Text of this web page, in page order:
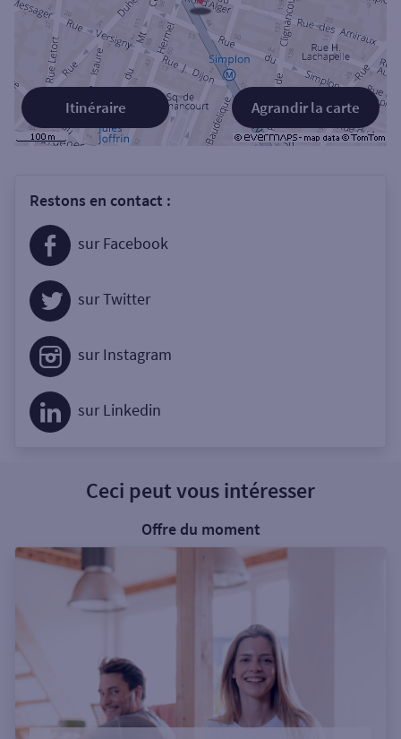
Agrandir la carte
Itinéraire
Restons en contact :
sur Facebook
sur Twitter
sur Instagram
sur Linkedin
Ceci peut vous intéresser
Offre du moment